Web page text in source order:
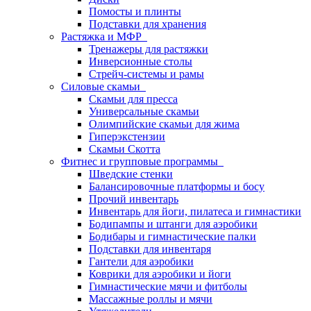
Помосты и плинты
Подставки для хранения
Растяжка и МФР
Тренажеры для растяжки
Инверсионные столы
Стрейч-системы и рамы
Силовые скамьи
Скамьи для пресса
Универсальные скамьи
Олимпийские скамьи для жима
Гиперэкстензии
Скамьи Скотта
Фитнес и групповые программы
Шведские стенки
Балансировочные платформы и босу
Прочий инвентарь
Инвентарь для йоги, пилатеса и гимнастики
Бодипампы и штанги для аэробики
Бодибары и гимнастические палки
Подставки для инвентаря
Гантели для аэробики
Коврики для аэробики и йоги
Гимнастические мячи и фитболы
Массажные роллы и мячи